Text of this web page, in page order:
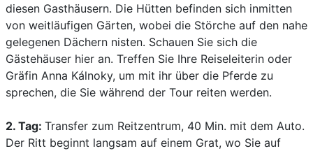
diesen Gasthäusern. Die Hütten befinden sich inmitten
von weitläufigen Gärten, wobei die Störche auf den nahe
gelegenen Dächern nisten. Schauen Sie sich die
Gästehäuser hier an. Treffen Sie Ihre Reiseleiterin oder
Gräfin Anna Kálnoky, um mit ihr über die Pferde zu
sprechen, die Sie während der Tour reiten werden.
2. Tag: Transfer zum Reitzentrum, 40 Min. mit dem Auto.
Der Ritt beginnt langsam auf einem Grat, wo Sie auf